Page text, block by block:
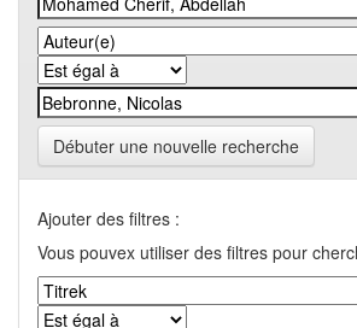
Débuter une nouvelle recherche
Ajouter des filtres :
Vous pouvex utiliser des filtres pour